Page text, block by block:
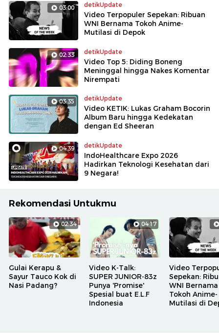
03:00 detikUpdate
Video Terpopuler Sepekan: Ribuan
WNI Bernama Tokoh Anime-
Mutilasi di Depok
02:33 detikUpdate
Video Top 5: Diding Boneng
Meninggal hingga Nakes Komentar
Nirempati
03:35 detikUpdate
Video KETIK: Lukas Graham Bocorin
Album Baru hingga Kedekatan
dengan Ed Sheeran
04:39 detikUpdate
IndoHealthcare Expo 2026
Hadirkan Teknologi Kesehatan dari
9 Negara!
Rekomendasi Untukmu
02:34
Gulai Kerapu &
Sayur Tauco Kok di
Nasi Padang?
04:17
Video K-Talk:
SUPER JUNIOR-83z
Punya 'Promise'
Spesial buat E.L.F
Indonesia
Video
Sepekan:
WNI Bernama
Tokoh Anime-
Mutilasi di